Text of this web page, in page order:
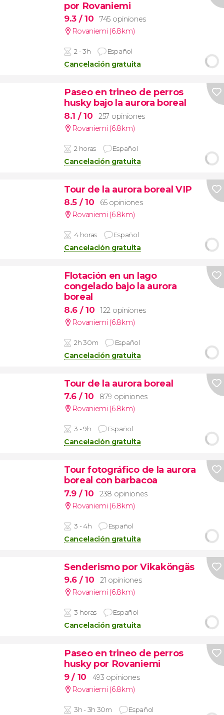
por Rovaniemi
9.3 / 10
745 opiniones
Rovaniemi (6.8km)
2 - 3h Español
Cancelación gratuita
Paseo en trineo de perros
husky bajo la aurora boreal
8.1 / 10
257 opiniones
Rovaniemi (6.8km)
2 horas Español
Cancelación gratuita
Tour de la aurora boreal VIP
8.5 / 10
65 opiniones
Rovaniemi (6.8km)
4 horas Español
Cancelación gratuita
Flotación en un lago
congelado bajo la aurora
boreal
8.6 / 10
122 opiniones
Rovaniemi (6.8km)
2h 30m Español
Cancelación gratuita
Tour de la aurora boreal
7.6 / 10
879 opiniones
Rovaniemi (6.8km)
3 - 9h Español
Cancelación gratuita
Tour fotográfico de la aurora
boreal con barbacoa
7.9 / 10
238 opiniones
Rovaniemi (6.8km)
3 - 4h Español
Cancelación gratuita
Senderismo por Vikaköngäs
9.6 / 10
21 opiniones
Rovaniemi (6.8km)
3 horas Español
Cancelación gratuita
Paseo en trineo de perros
husky por Rovaniemi
9/ 10
493 opiniones
Rovaniemi (6.8km)
3h - 3h 30m Español